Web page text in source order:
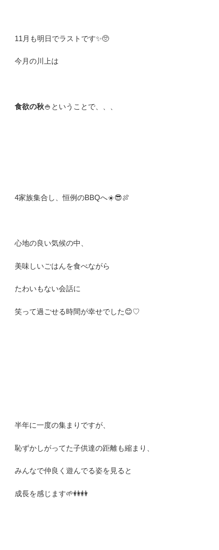
11月も明日でラストです✨🥺
今月の川上は
食欲の秋🍚ということで、、、
4家族集合し、恒例のBBQへ☀️😎🍖
心地の良い気候の中、
美味しいごはんを食べながら
たわいもない会話に
笑って過ごせる時間が幸せでした😊♡
半年に一度の集まりですが、
恥ずかしがってた子供達の距離も縮まり、
みんなで仲良く遊んでる姿を見ると
成長を感じます🌱👭👭